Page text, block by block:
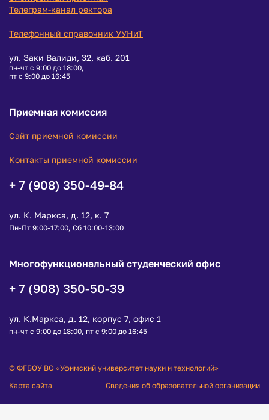
Телеграм-канал ректора
Телефонный справочник УУНиТ
ул. Заки Валиди, 32, каб. 201
пн-чт с 9:00 до 18:00,
пт с 9:00 до 16:45
Приемная комиссия
Сайт приемной комиссии
Контакты приемной комиссии
+ 7 (908) 350-49-84
ул. К. Маркса, д. 12, к. 7
Пн-Пт 9:00-17:00, Сб 10:00-13:00
Многофункциональный студенческий офис
+ 7 (908) 350-50-39
ул. К.Маркса, д. 12, корпус 7, офис 1
пн-чт с 9:00 до 18:00, пт с 9:00 до 16:45
© ФГБОУ ВО «Уфимский университет науки и технологий»
Карта сайта
Сведения об образовательной организации